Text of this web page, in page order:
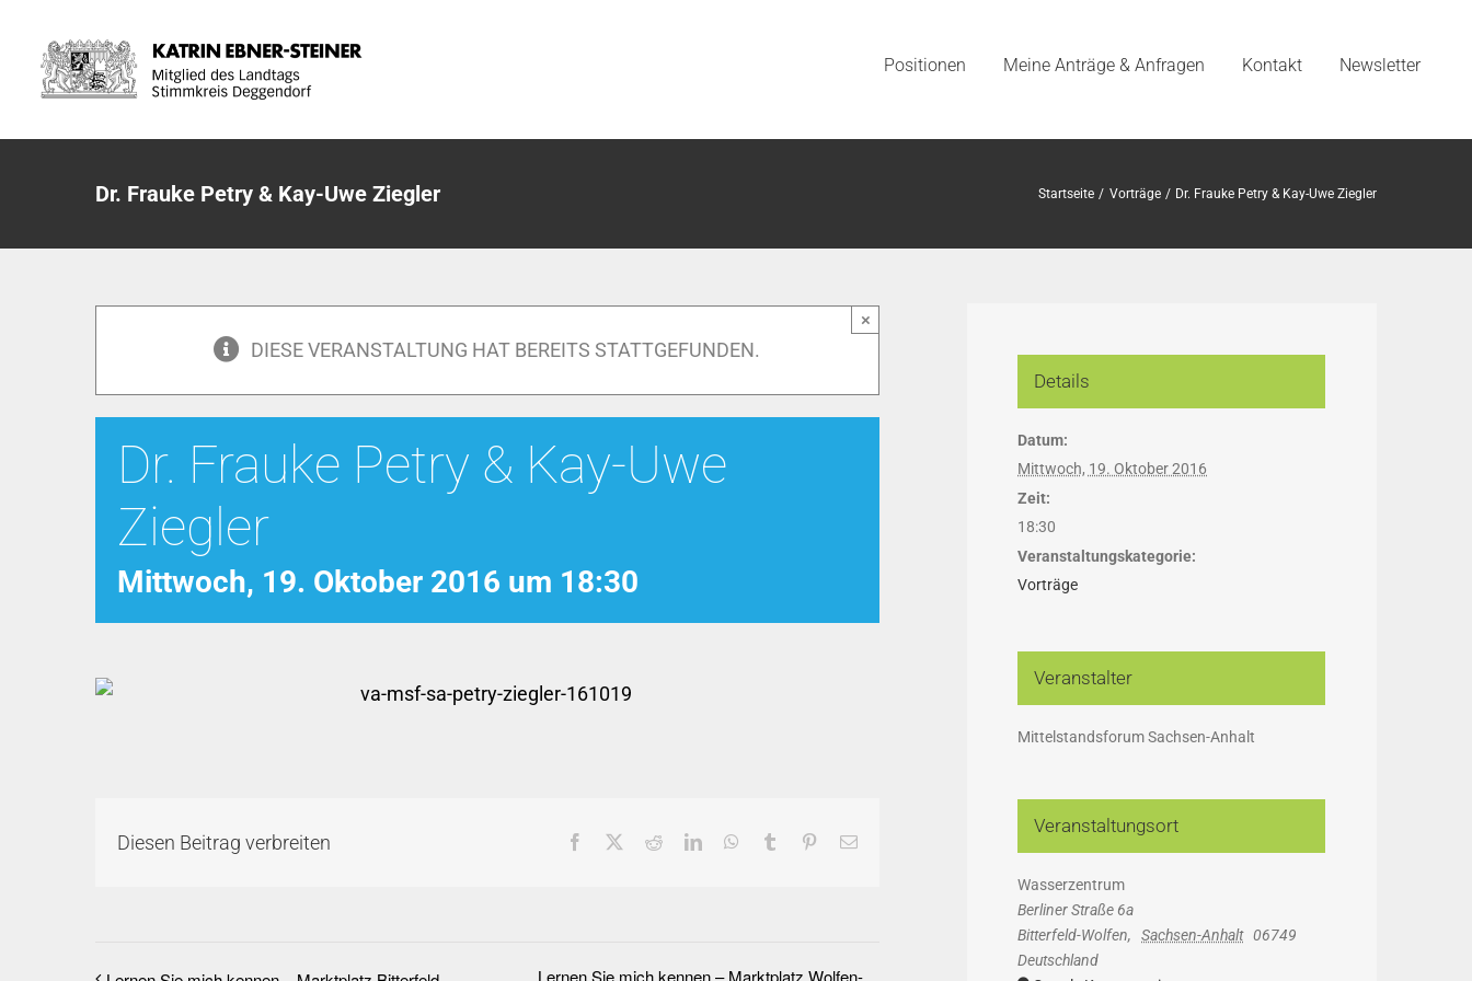
Inhalt
springen
Positionen Meine Anträge & Anfragen Kontakt Newsletter
Dr. Frauke Petry & Kay-Uwe Ziegler Startseite Vorträge Dr. Frauke Petry & Kay-Uwe Ziegler
DIESE VERANSTALTUNG HAT BEREITS STATTGEFUNDEN.
×
Dr. Frauke Petry & Kay-Uwe
Ziegler
Mittwoch, 19. Oktober 2016 um 18:30
Diesen Beitrag verbreiten Facebook RedditLinkedInWhatsApp
Tumblr Pinterest
E-
Lernen Sie mich kennen – Marktplatz Wolfen-
Details
Datum:
Mittwoch, 19. Oktober 2016
Zeit:
18:30
Veranstaltungskategorie:
Vorträge
Veranstalter
Mittelstandsforum Sachsen-Anhalt
Veranstaltungsort
Wasserzentrum
Berliner Straße 6a
Bitterfeld-Wolfen, Sachsen-Anhalt 06749
Deutschland